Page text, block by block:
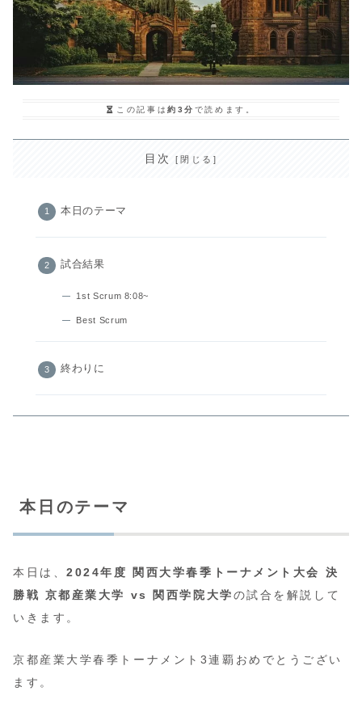
この記事は約3分 で読めます。
目次
本日のテーマ
試合結果
1st Scrum 8:08~
Best Scrum
終わりに
本日のテーマ
本日は、2024年度 関西大学春季トーナメント大会 決
勝戦 京都産業大学 vs 関西学院大学の試合を解説して
いきます。
京都産業大学春季トーナメント3連覇おめでとうござい
ます。